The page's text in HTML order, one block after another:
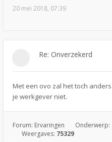
20 mei 2018, 07:39
Re: Onverzekerd
Met een ovo zal het toch
je werkgever niet.
Forum: Ervaringen Onderwerp:
Weergaves: 75329